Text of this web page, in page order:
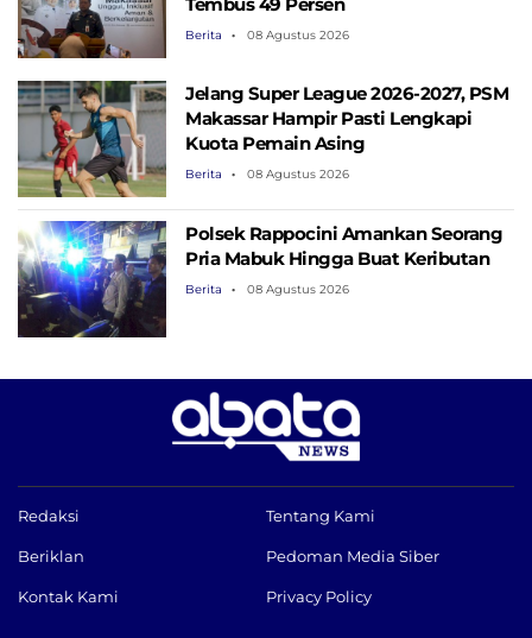
Berita 08 Agustus 2026
Jelang Super League 2026-2027, PSM
Makassar Hampir Pasti Lengkapi
Kuota Pemain Asing
Berita 08 Agustus 2026
Polsek Rappocini Amankan Seorang
Pria Mabuk Hingga Buat Keributan
Berita 08 Agustus 2026
Redaksi Tentang Kami
Beriklan Pedoman Media Siber
Kontak Kami Privacy Policy